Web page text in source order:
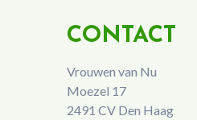
CONTACT
Vrouwen van Nu
Moezel 17
2491 CV Den Haag